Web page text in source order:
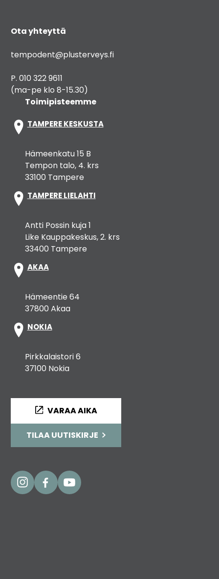
Ota yhteyttä
tempodent@plusterveys.fi
P. 010 322 9611
(ma-pe klo 8-15.30)
Toimipisteemme
TAMPERE KESKUSTA
Hämeenkatu 15 B
Tempon talo, 4. krs
33100 Tampere
TAMPERE LIELAHTI
Antti Possin kuja 1
Like Kauppakeskus, 2. krs
33400 Tampere
AKAA
Hämeentie 64
37800 Akaa
NOKIA
Pirkkalaistori 6
37100 Nokia
VARAA AIKA
TILAA UUTISKIRJE